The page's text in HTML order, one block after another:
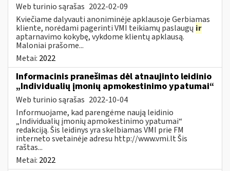
Web turinio sąrašas 2022-02-09
Kviečiame dalyvauti anoniminėje apklausoje Gerbiamas
kliente, norėdami pagerinti VMI teikiamų paslaugų ir
aptarnavimo kokybę, vykdome klientų apklausą.
Maloniai prašome...
Metai: 2022
Informacinis pranešimas dėl atnaujinto leidinio
„Individualių įmonių apmokestinimo ypatumai“
Web turinio sąrašas 2022-10-04
Informuojame, kad parengėme naują leidinio
„Individualių įmonių apmokestinimo ypatumai“
redakciją. Šis leidinys yra skelbiamas VMI prie FM
interneto svetainėje adresu http://www.vmi.lt Šis
raštas...
Metai: 2022